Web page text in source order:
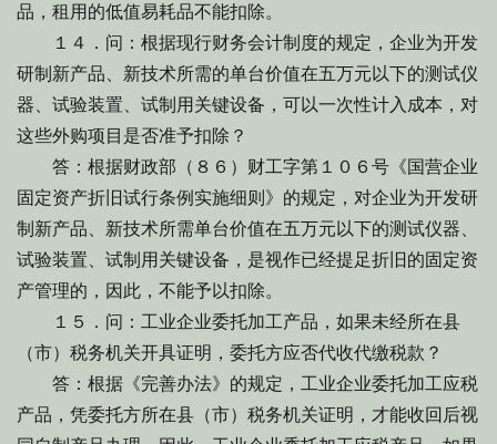
品，租用的低值易耗品不能扣除。
１４．问：根据现行财务会计制度的规定，企业为开发
研制新产品、新技术所需的单台价值在五万元以下的测试仪
器、试验装置、试制用关键设备，可以一次性计入成本，对
这些外购项目是否准予扣除？
答：根据财政部（８６）财工字第１０６号《国营企业
固定资产折旧试行条例实施细则》的规定，对企业为开发研
制新产品、新技术所需单台价值在五万元以下的测试仪器、
试验装置、试制用关键设备，是视作已经提足折旧的固定资
产管理的，因此，不能予以扣除。
１５．问：工业企业委托加工产品，如果未经所在县
（市）税务机关开具证明，委托方应否代收代缴税款？
答：根据《完善办法》的规定，工业企业委托加工应税
产品，凭委托方所在县（市）税务机关证明，才能收回后视